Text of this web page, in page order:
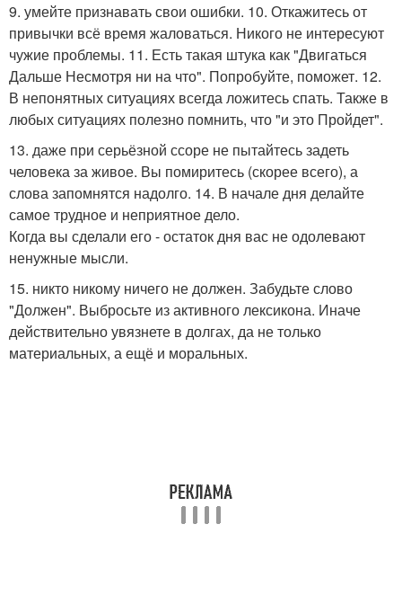
9. умейте признавать свои ошибки. 10. Откажитесь от
привычки всё время жаловаться. Никого не интересуют
чужие проблемы. 11. Есть такая штука как "Двигаться
Дальше Несмотря ни на что". Попробуйте, поможет. 12.
В непонятных ситуациях всегда ложитесь спать. Также в
любых ситуациях полезно помнить, что "и это Пройдет".
13. даже при серьёзной ссоре не пытайтесь задеть
человека за живое. Вы помиритесь (скорее всего), а
слова запомнятся надолго. 14. В начале дня делайте
самое трудное и неприятное дело.
Когда вы сделали его - остаток дня вас не одолевают
ненужные мысли.
15. никто никому ничего не должен. Забудьте слово
"Должен". Выбросьте из активного лексикона. Иначе
действительно увязнете в долгах, да не только
материальных, а ещё и моральных.